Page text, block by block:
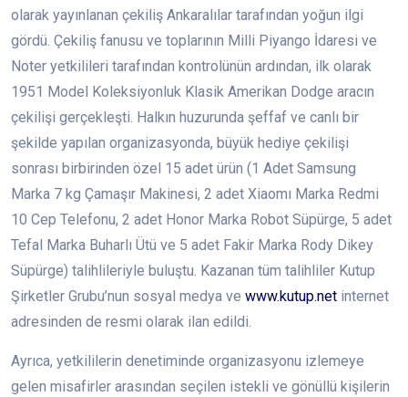
olarak yayınlanan çekiliş Ankaralılar tarafından yoğun ilgi
gördü. Çekiliş fanusu ve toplarının Milli Piyango İdaresi ve
Noter yetkilileri tarafından kontrolünün ardından, ilk olarak
1951 Model Koleksiyonluk Klasik Amerikan Dodge aracın
çekilişi gerçekleşti. Halkın huzurunda şeffaf ve canlı bir
şekilde yapılan organizasyonda, büyük hediye çekilişi
sonrası birbirinden özel 15 adet ürün (1 Adet Samsung
Marka 7 kg Çamaşır Makinesi, 2 adet Xiaomı Marka Redmi
10 Cep Telefonu, 2 adet Honor Marka Robot Süpürge, 5 adet
Tefal Marka Buharlı Ütü ve 5 adet Fakir Marka Rody Dikey
Süpürge) talihlileriyle buluştu. Kazanan tüm talihliler Kutup
Şirketler Grubu’nun sosyal medya ve www.kutup.net internet
adresinden de resmi olarak ilan edildi.
Ayrıca, yetkililerin denetiminde organizasyonu izlemeye
gelen misafirler arasından seçilen istekli ve gönüllü kişilerin